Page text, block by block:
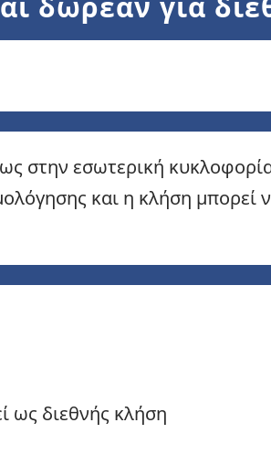
στην εσωτερική
και η κλήση μπορεί
ως διεθνής κλήση